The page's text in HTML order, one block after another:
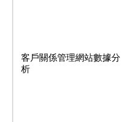
客戶關係管理網站數據分
析